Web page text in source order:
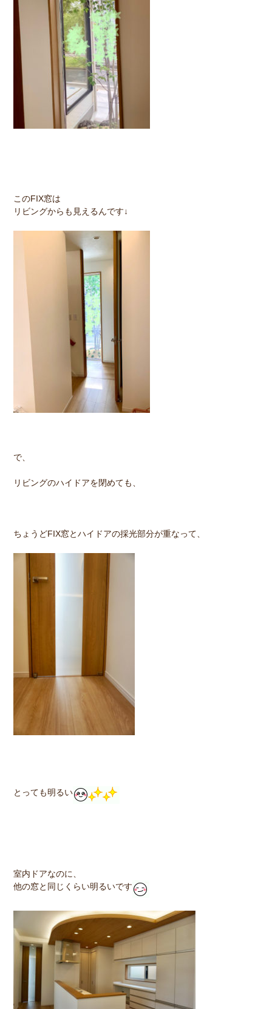
このFIX窓は
リビングからも見えるんです↓
で、
リビングのハイドアを閉めても、
ちょうどFIX窓とハイドアの採光部分が重なって、
とっても明るい
室内ドアなのに、
他の窓と同じくらい明るいです